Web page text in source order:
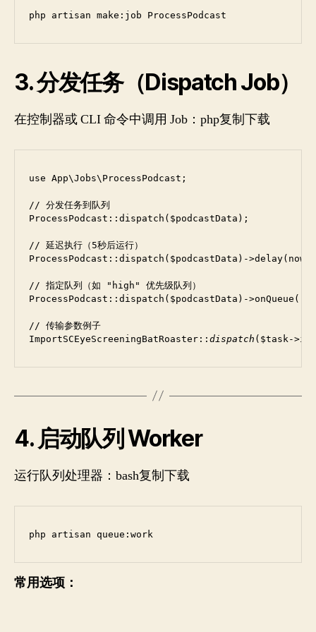
php artisan make:job ProcessPodcast
3. 分发任务（Dispatch Job）
在控制器或 CLI 命令中调用 Job：php复制下载
use App\Jobs\ProcessPodcast;
// 分发任务到队列
ProcessPodcast::dispatch($podcastData);
// 延迟执行（5秒后运行）
ProcessPodcast::dispatch($podcastData)-
// 指定队列（如 "high" 优先级队列）
ProcessPodcast::dispatch($podcastData)-
// 传输参数例子
ImportSCEyeScreeningBatRoaster:: dispatch ($task-
4. 启动队列 Worker
运行队列处理器：bash复制下载
php artisan queue:work
常用选项：